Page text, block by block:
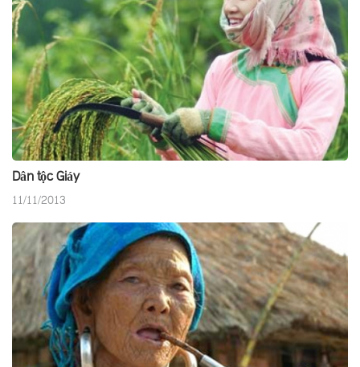
Dân tộc Giáy
11/11/2013